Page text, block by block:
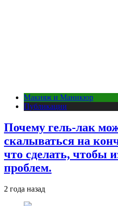
Макияж и Маникюр
Публикации
Почему гель-лак
скалываться на
что сделать, чтобы
проблем.
2 года назад